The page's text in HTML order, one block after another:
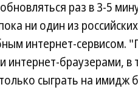
раз в 3-5
ни один из
интернет-сервисом.
интернет-браузерами, в
сыграть на имидж